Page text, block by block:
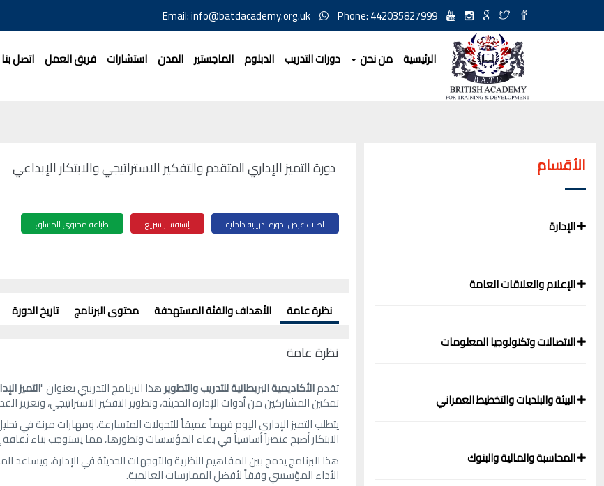
Phone: 442035827999
Email: info@batdacademy.org.uk
الرئيسية من نحن دورات التدريب الدبلوم الماجستير المدن استشارات فريق العمل اتصل بنا
الأقسام
الإدارة
الإعلام والعلاقات العامة
الاتصالات وتكنولوجيا المعلومات
البيئة والبلديات والتخطيط العمراني
المحاسبة والمالية والبنوك
دورة التميز الإداري المتقدم والتفكير الاستراتيجي والابتكار الإبداعي
لطلب عرض لدورة تدريبية داخلية إستفسار سريع طباعة محتوى المساق
نظرة عامة الأهداف والفئة المستهدفة محتوى البرنامج تاريخ الدورة
نظرة عامة
تقدمالأكاديمية البريطانية للتدريب والتطويرهذا البرنامج التدريبي بعنوان "التميز
تمكين المشاركين من أدوات الإدارة الحديثة، وتطوير التفكير الاستراتيجي، وتعزيز
يتطلب التميز الإداري اليوم فهماً عميقاً للتحولات المتسارعة، ومهارات مرنة في
الابتكار أصبح عنصراً أساسياً في بقاء المؤسسات وتطورها، مما يستوجب بناء ثقافة
هذا البرنامج يدمج بين المفاهيم النظرية والتوجهات الحديثة في الإدارة،
الأداء المؤسسي وفقاً لأفضل الممارسات العالمية.